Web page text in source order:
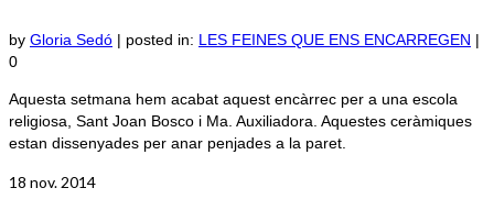
by Gloria Sedó | posted in: LES FEINES QUE ENS ENCARREGEN |
0
Aquesta setmana hem acabat aquest encàrrec per a una escola
religiosa, Sant Joan Bosco i Ma. Auxiliadora. Aquestes ceràmiques
estan dissenyades per anar penjades a la paret.
18 nov. 2014